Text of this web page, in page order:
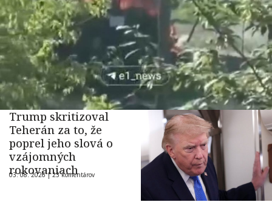
Trump skritizoval
Teherán za to, že
poprel jeho slová o
vzájomných
rokovaniach
03. 08. 2026 |23 komentárov